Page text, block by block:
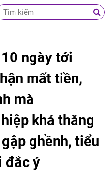
ngày tới
mất tiền,
mà
khá thăng
ghềnh, tiểu
đắc ý